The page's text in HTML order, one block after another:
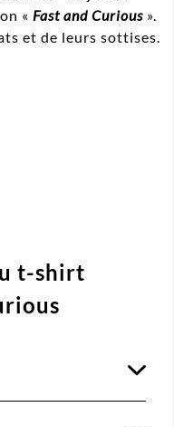
« Fast and Curious ».
et de leurs sottises.
t-shirt